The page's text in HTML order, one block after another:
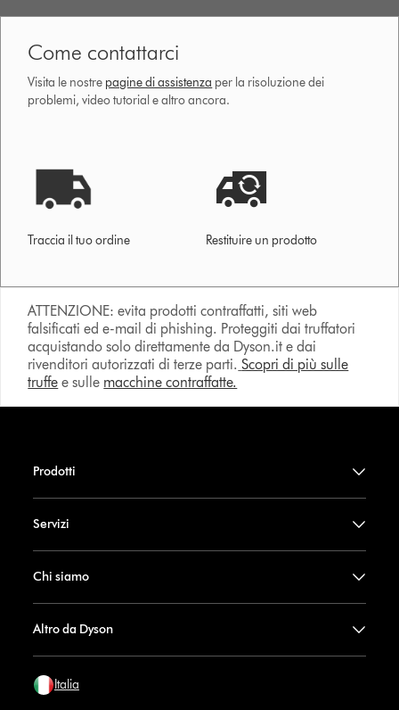
Come contattarci
Visita le nostre pagine di assistenza per la risoluzione dei
problemi, video tutorial e altro ancora.
Traccia il tuo ordine Restituire un prodotto
ATTENZIONE: evita prodotti contraffatti, siti web
falsificati ed e-mail di phishing. Proteggiti dai truffatori
acquistando solo direttamente da Dyson.it e dai
rivenditori autorizzati di terze parti. Scopri di più sulle
truffe e sulle macchine contraffatte.
Prodotti
Servizi
Chi siamo
Altro da Dyson
Italia